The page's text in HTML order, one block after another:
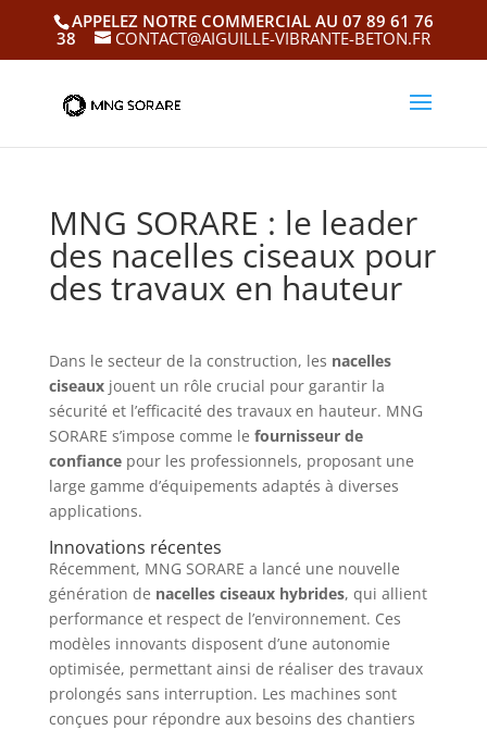
APPELEZ NOTRE COMMERCIAL AU 07 89 61 76
38
CONTACT@AIGUILLE-VIBRANTE-BETON.FR
MNG SORARE : le leader
des nacelles ciseaux pour
des travaux en hauteur
Dans le secteur de la construction, les nacelles
ciseauxjouent un rôle crucial pour garantir la
sécurité et l’efficacité des travaux en hauteur. MNG
SORARE s’impose comme le fournisseur de
confiancepour les professionnels, proposant une
large gamme d’équipements adaptés à diverses
applications.
Innovations récentes
Récemment, MNG SORARE a lancé une nouvelle
génération de nacelles ciseaux hybrides, qui allient
performance et respect de l’environnement. Ces
modèles innovants disposent d’une autonomie
optimisée, permettant ainsi de réaliser des travaux
prolongés sans interruption. Les machines sont
conçues pour répondre aux besoins des chantiers